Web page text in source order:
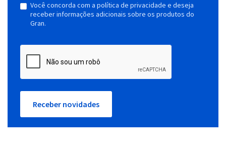
Você concorda com a política de privacidade e deseja
receber informações adicionais sobre os produtos do
Gran.
Receber novidades